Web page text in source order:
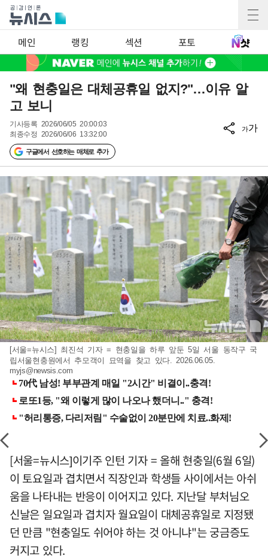
메인 랭킹 섹션 포토
"왜 현충일은 대체공휴일 없지?"…이유 알
고 보니
기사등록 2026/06/05 20:00:03
최종수정 2026/06/06 13:32:00
구글에서 선호하는 매체로 추가
가가
[서울=뉴시스] 최진석 기자 = 현충일을 하루 앞둔 5일 서울 동작구 국
립서울현충원에서 추모객이 묘역을 찾고 있다. 2026.06.05.
myjs@newsis.com
[서울=뉴시스]이기주 인턴 기자 = 올해 현충일(6월 6일)
이 토요일과 겹치면서 직장인과 학생들 사이에서는 아쉬
움을 나타내는 반응이 이어지고 있다. 지난달 부처님오
신날은 일요일과 겹치자 월요일이 대체공휴일로 지정됐
던 만큼 "현충일도 쉬어야 하는 것 아니냐"는 궁금증도
커지고 있다.